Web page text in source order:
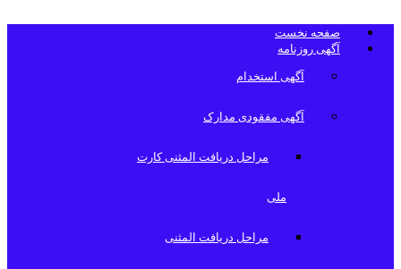
صفحه نخست
آگهی روزنامه
آگهی استخدام
آگهی مفقودی مدارک
مراحل دریافت المثنی کارت
ملی
مراحل دریافت المثنی